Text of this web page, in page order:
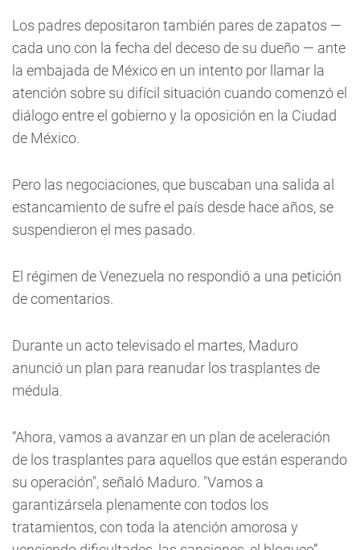
Los padres depositaron también pares de zapatos —
cada uno con la fecha del deceso de su dueño — ante
la embajada de México en un intento por llamar la
atención sobre su difícil situación cuando comenzó el
diálogo entre el gobierno y la oposición en la Ciudad
de México.
Pero las negociaciones, que buscaban una salida al
estancamiento de sufre el país desde hace años, se
suspendieron el mes pasado.
El régimen de Venezuela no respondió a una petición
de comentarios.
Durante un acto televisado el martes, Maduro
anunció un plan para reanudar los trasplantes de
médula.
“Ahora, vamos a avanzar en un plan de aceleración
de los trasplantes para aquellos que están esperando
su operación", señaló Maduro. "Vamos a
garantizársela plenamente con todos los
tratamientos, con toda la atención amorosa y